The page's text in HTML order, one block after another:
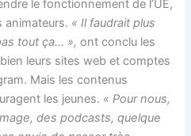
le fonctionnement de l’UE,
animateurs. « Il faudrait plus
tout ça… », ont conclu les
leurs sites web et comptes
Mais les contenus
les jeunes. « Pour nous,
des podcasts, quelque